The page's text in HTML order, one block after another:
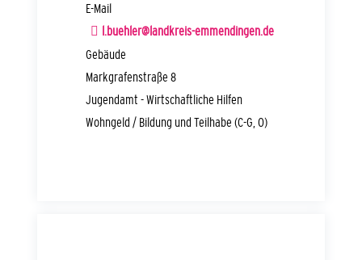
E-Mail
l.buehler@landkreis-emmendingen.de
Gebäude
Markgrafenstraße 8
Jugendamt - Wirtschaftliche Hilfen
Wohngeld / Bildung und Teilhabe (C-G, O)